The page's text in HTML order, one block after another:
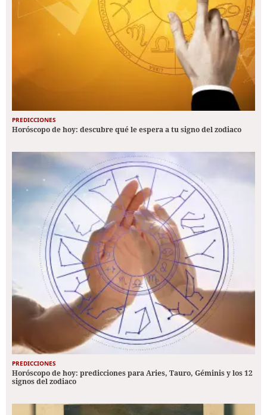
PREDICCIONES
Horóscopo de hoy: descubre qué le espera a tu signo del zodiaco
PREDICCIONES
Horóscopo de hoy: predicciones para Aries, Tauro, Géminis y los 12
signos del zodiaco